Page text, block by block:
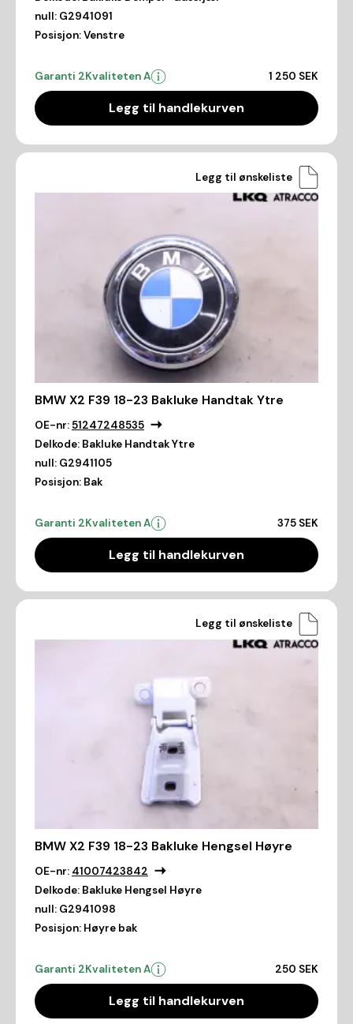
null: G2941091
Posisjon:Venstre
Garanti 2Kvaliteten A 1 250 SEK
Legg til handlekurven
Legg til ønskeliste
BMW X2 F39 18-23 Bakluke Handtak Ytre
OE-nr:51247248535
Delkode: Bakluke Handtak Ytre
null: G2941105
Posisjon: Bak
Garanti 2Kvaliteten A 375 SEK
Legg til handlekurven
Legg til ønskeliste
BMW X2 F39 18-23 Bakluke Hengsel Høyre
OE-nr: 41007423842
Delkode: Bakluke Hengsel Høyre
null: G2941098
Posisjon: Høyre bak
Garanti 2Kvaliteten A 250 SEK
Legg til handlekurven